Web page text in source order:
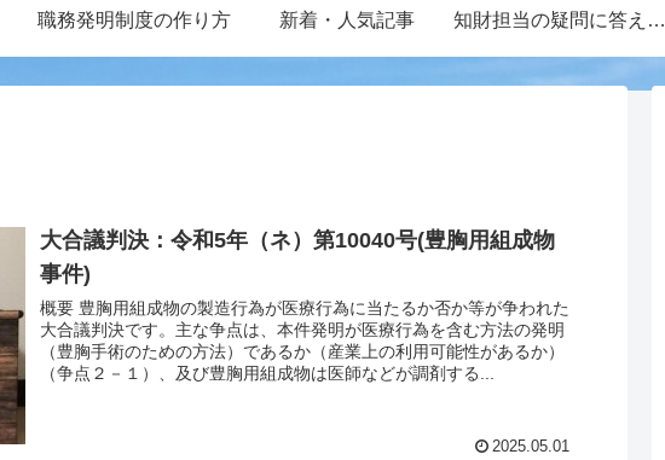
職務発明制度の作り方 新着・人気記事 知財担当の疑問に答えるフォーラム
大合議判決：令和5年（ネ）第10040号(豊胸用組成物
事件)
概要 豊胸用組成物の製造行為が医療行為に当たるか否か等が争われた
大合議判決です。主な争点は、本件発明が医療行為を含む方法の発明
（豊胸手術のための方法）であるか（産業上の利用可能性があるか）
（争点２－１）、及び豊胸用組成物は医師などが調剤する...
2025.05.01